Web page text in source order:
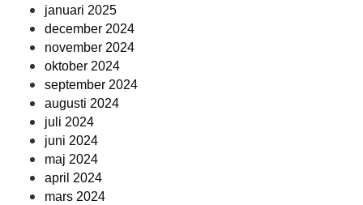
januari 2025
december 2024
november 2024
oktober 2024
september 2024
augusti 2024
juli 2024
juni 2024
maj 2024
april 2024
mars 2024